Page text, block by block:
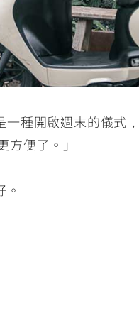
種開啟週末的儀式
便了。」